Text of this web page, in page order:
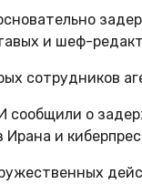
и шеф-
сотрудников
сообщили о
и